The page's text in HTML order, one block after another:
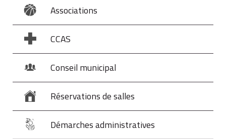
Associations
CCAS
Conseil municipal
Réservations de salles
Démarches administratives